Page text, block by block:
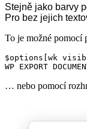
Stejně jako barvy
Pro bez jejich
To je možné
$options[wk
WP EXPORT
… nebo pomocí